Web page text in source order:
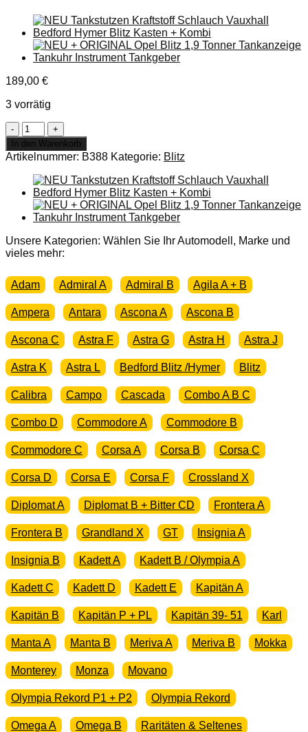
189,00 €
3 vorrätig
NEU
+
ORIGINAL
Opel
Blitz
1,9
Tonner
2,6
Liter
Blinkerschalter
Joch
Schalter
Kabelbaum
In den Warenkorb
Artikelnummer: B388 Kategorie: Blitz
Unsere Kategorien: Wählen Sie Ihr Automodell, Marke und
vieles mehr:
Adam Admiral A Admiral B Agila A + B
Ampera Antara Ascona A Ascona B
Ascona C Astra F Astra G Astra H Astra J
Astra K Astra L Bedford Blitz /Hymer Blitz
Calibra Campo Cascada Combo A B C
Combo D Commodore A Commodore B
Commodore C Corsa A Corsa B Corsa C
Corsa D Corsa E Corsa F Crossland X
Diplomat A Diplomat B + Bitter CD Frontera A
Frontera B Grandland X GT Insignia A
Insignia B Kadett A Kadett B / Olympia A
Kadett C Kadett D Kadett E Kapitän A
Kapitän B Kapitän P + PL Kapitän 39- 51 Karl
Manta A Manta B Meriva A Meriva B Mokka
Monterey Monza Movano
Olympia Rekord P1 + P2 Olympia Rekord
Omega A Omega B Raritäten & Seltenes